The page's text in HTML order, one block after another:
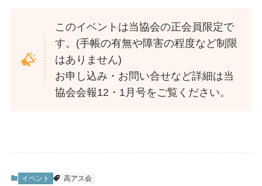
このイベントは当協会の正会員限定で
す。(手帳の有無や障害の程度など制限
はありません)
お申し込み・お問い合せなど詳細は当
協会会報12・1月号をご覧ください。
イベント 高アス会